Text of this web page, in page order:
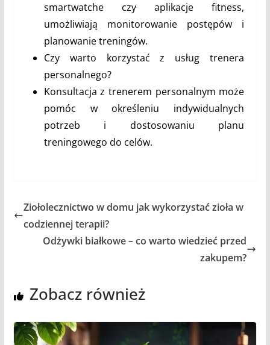
smartwatche czy aplikacje fitness,
umożliwiają monitorowanie postępów i
planowanie treningów.
Czy warto korzystać z usług trenera
personalnego?
Konsultacja z trenerem personalnym może
pomóc w określeniu indywidualnych
potrzeb i dostosowaniu planu
treningowego do celów.
Ziołolecznictwo w domu jak wykorzystać zioła w
codziennej terapii?
Odżywki białkowe – co warto wiedzieć przed
zakupem?
Zobacz również